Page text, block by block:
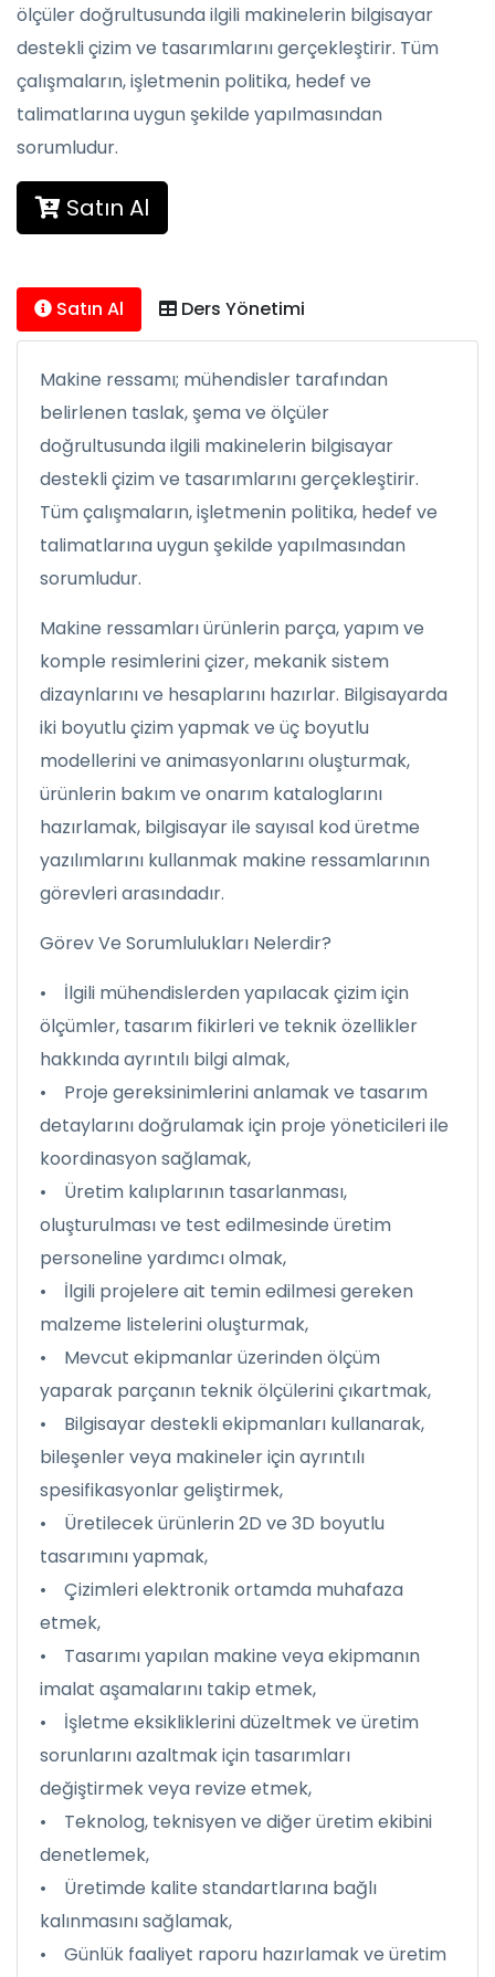
ölçüler doğrultusunda ilgili makinelerin bilgisayar
destekli çizim ve tasarımlarını gerçekleştirir. Tüm
çalışmaların, işletmenin politika, hedef ve
talimatlarına uygun şekilde yapılmasından
sorumludur.
Satın Al
Satın Al Ders Yönetimi
Makine ressamı; mühendisler tarafından
belirlenen taslak, şema ve ölçüler
doğrultusunda ilgili makinelerin bilgisayar
destekli çizim ve tasarımlarını gerçekleştirir.
Tüm çalışmaların, işletmenin politika, hedef ve
talimatlarına uygun şekilde yapılmasından
sorumludur.
Makine ressamları ürünlerin parça, yapım ve
komple resimlerini çizer, mekanik sistem
dizaynlarını ve hesaplarını hazırlar. Bilgisayarda
iki boyutlu çizim yapmak ve üç boyutlu
modellerini ve animasyonlarını oluşturmak,
ürünlerin bakım ve onarım kataloglarını
hazırlamak, bilgisayar ile sayısal kod üretme
yazılımlarını kullanmak makine ressamlarının
görevleri arasındadır.
Görev Ve Sorumlulukları Nelerdir?
• İlgili mühendislerden yapılacak çizim için
ölçümler, tasarım fikirleri ve teknik özellikler
hakkında ayrıntılı bilgi almak,
• Proje gereksinimlerini anlamak ve tasarım
detaylarını doğrulamak için proje yöneticileri ile
koordinasyon sağlamak,
• Üretim kalıplarının tasarlanması,
oluşturulması ve test edilmesinde üretim
personeline yardımcı olmak,
• İlgili projelere ait temin edilmesi gereken
malzeme listelerini oluşturmak,
• Mevcut ekipmanlar üzerinden ölçüm
yaparak parçanın teknik ölçülerini çıkartmak,
• Bilgisayar destekli ekipmanları kullanarak,
bileşenler veya makineler için ayrıntılı
spesifikasyonlar geliştirmek,
• Üretilecek ürünlerin 2D ve 3D boyutlu
tasarımını yapmak,
• Çizimleri elektronik ortamda muhafaza
etmek,
• Tasarımı yapılan makine veya ekipmanın
imalat aşamalarını takip etmek,
• İşletme eksikliklerini düzeltmek ve üretim
sorunlarını azaltmak için tasarımları
değiştirmek veya revize etmek,
• Teknolog, teknisyen ve diğer üretim ekibini
denetlemek,
• Üretimde kalite standartlarına bağlı
kalınmasını sağlamak,
• Günlük faaliyet raporu hazırlamak ve üretim